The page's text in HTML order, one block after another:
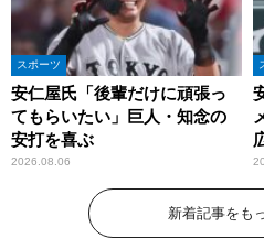
スポーツ
安仁屋氏「後輩だけに頑張っ
てもらいたい」巨人・知念の
安打を喜ぶ
2026.08.06
新着記事をも